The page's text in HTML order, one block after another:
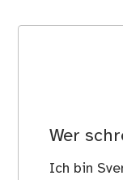
Wer
Ich bin